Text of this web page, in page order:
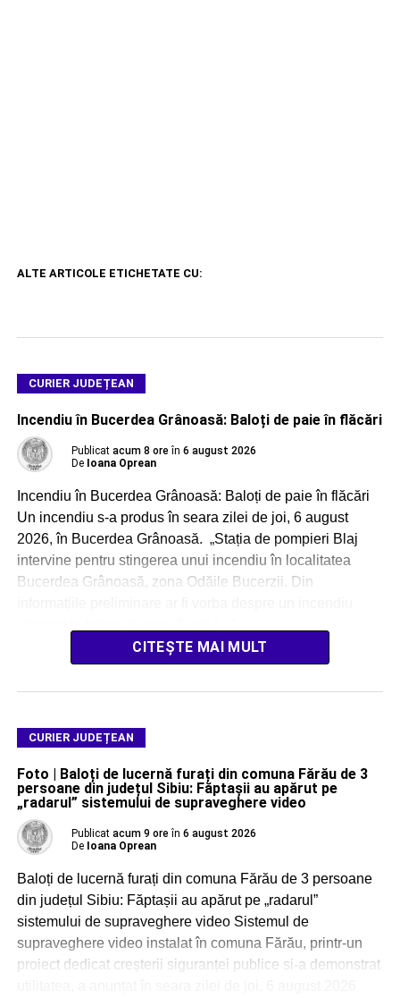
ALTE ARTICOLE ETICHETATE CU:
CURIER JUDEȚEAN
Incendiu în Bucerdea Grânoasă: Baloți de paie în flăcări
Publicat acum 8 ore în 6 august 2026
De Ioana Oprean
Incendiu în Bucerdea Grânoasă: Baloți de paie în flăcări
Un incendiu s-a produs în seara zilei de joi, 6 august
2026, în Bucerdea Grânoasă. „Stația de pompieri Blaj
intervine pentru stingerea unui incendiu în localitatea
Bucerdea Grânoasă, zona Odăile Bucerzii. Din
CITEȘTE MAI MULT
CURIER JUDEȚEAN
Foto | Baloți de lucernă furați din comuna Fărău de 3
persoane din județul Sibiu: Făptașii au apărut pe
„radarul” sistemului de supraveghere video
Publicat acum 9 ore în 6 august 2026
De Ioana Oprean
Baloți de lucernă furați din comuna Fărău de 3 persoane
din județul Sibiu: Făptașii au apărut pe „radarul”
sistemului de supraveghere video Sistemul de
supraveghere video instalat în comuna Fărău, printr-un
proiect dedicat creșterii siguranței publice si-a demonstrat